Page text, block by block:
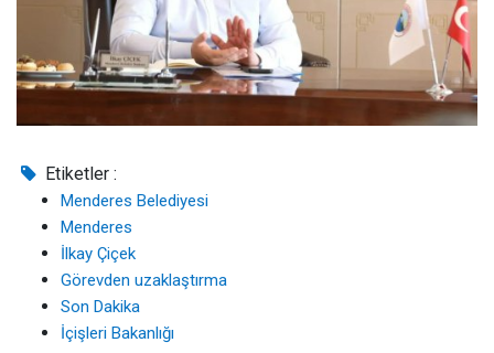
Etiketler :
Menderes Belediyesi
Menderes
İlkay Çiçek
Görevden uzaklaştırma
Son Dakika
İçişleri Bakanlığı